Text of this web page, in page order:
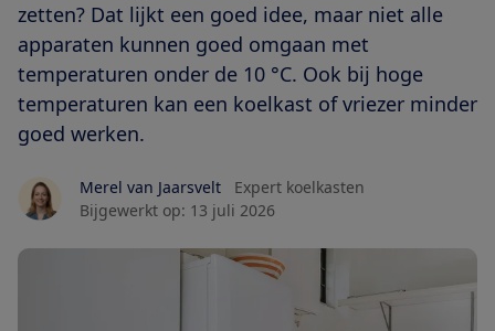
zetten? Dat lijkt een goed idee, maar niet alle
apparaten kunnen goed omgaan met
temperaturen onder de 10 °C. Ook bij hoge
temperaturen kan een koelkast of vriezer minder
goed werken.
Merel van Jaarsvelt
Expert koelkasten
Bijgewerkt op: 13 juli 2026